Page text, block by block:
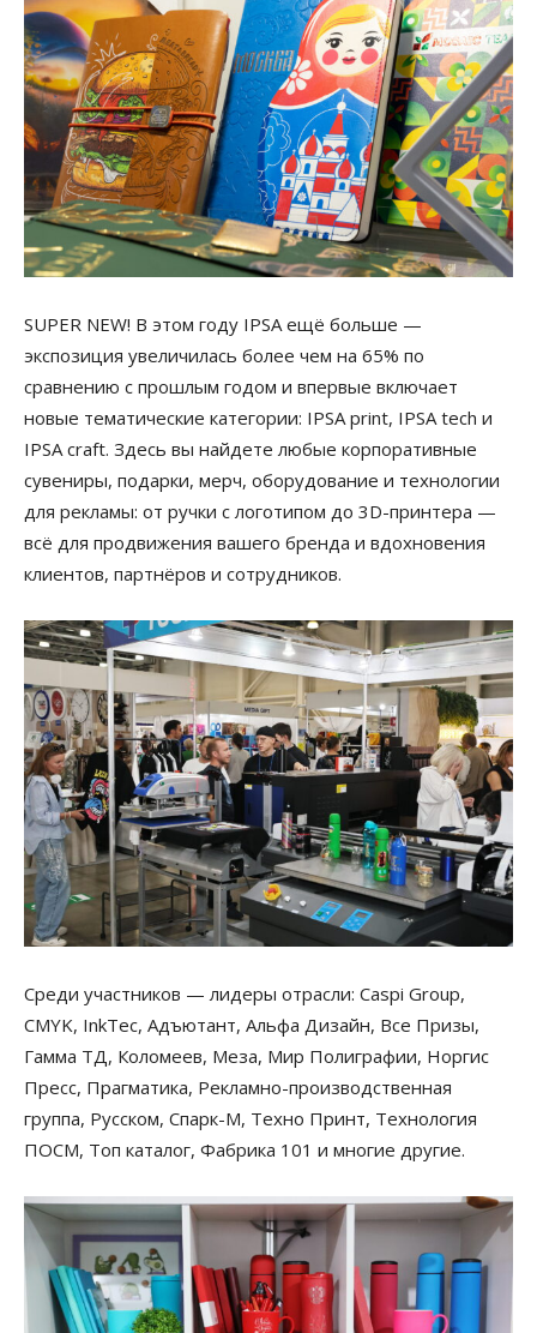
SUPER NEW! В этом году IPSA ещё больше —
экспозиция увеличилась более чем на 65% по
сравнению с прошлым годом и впервые включает
новые тематические категории: IPSA print, IPSA tech и
IPSA craft. Здесь вы найдете любые корпоративные
сувениры, подарки, мерч, оборудование и технологии
для рекламы: от ручки с логотипом до 3D-принтера —
всё для продвижения вашего бренда и вдохновения
клиентов, партнёров и сотрудников.
Среди участников — лидеры отрасли: Caspi Group,
CMYK, InkTec, Адъютант, Альфа Дизайн, Все Призы,
Гамма ТД, Коломеев, Меза, Мир Полиграфии, Норгис
Пресс, Прагматика, Рекламно-производственная
группа, Русском, Спарк-М, Техно Принт, Технология
ПОСМ, Топ каталог, Фабрика 101 и многие другие.